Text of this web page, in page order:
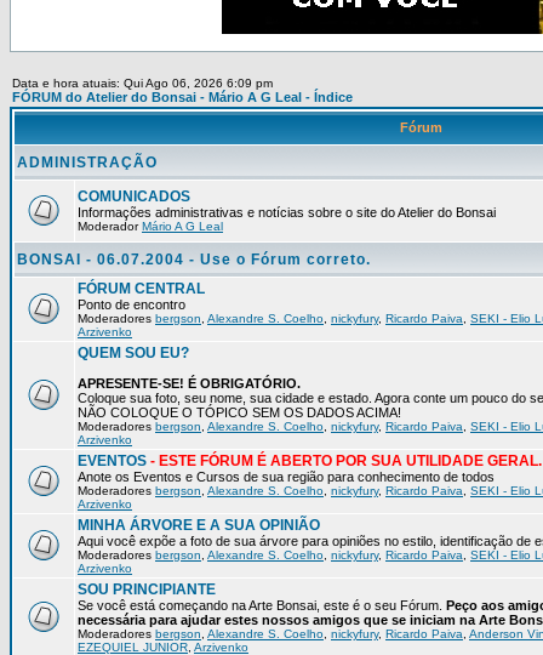
Data e hora atuais: Qui Ago 06, 2026 6:09 pm
FÓRUM do Atelier do Bonsai - Mário A G Leal - Índice
Fórum
ADMINISTRAÇÃO
COMUNICADOS
Informações administrativas e notícias sobre o site do Atelier do Bonsai
ModeradorMário A G Leal
BONSAI - 06.07.2004 - Use o Fórum correto.
FÓRUM CENTRAL
Ponto de encontro
Moderadores bergson Alexandre S. Coelho nickyfury, Ricardo Paiva
SEKI - Elio
Arzivenko
QUEM SOU EU?
APRESENTE-SE! É OBRIGATÓRIO.
Coloque sua foto, seu nome, sua cidade e estado. Agora conte um pouco do
NÃO COLOQUE O TÓPICO SEM OS DADOS ACIMA!
Moderadores bergson Alexandre S. Coelho nickyfury, Ricardo Paiva
SEKI - Elio
Arzivenko
EVENTOS - ESTE FÓRUM É ABERTO POR SUA UTILIDADE GERAL.
Anote os Eventos e Cursos de sua região para conhecimento de todos
Moderadores bergson Alexandre S. Coelho nickyfury, Ricardo Paiva
SEKI - Elio
Arzivenko
MINHA ÁRVORE E A SUA OPINIÃO
Aqui você expõe a foto de sua árvore para opiniões no estilo, identificação de
Moderadores bergson Alexandre S. Coelho nickyfury, Ricardo Paiva
SEKI - Elio
Arzivenko
SOU PRINCIPIANTE
Se você está começando na Arte Bonsai, este é o seu Fórum. Peço aos
necessária para ajudar estes nossos amigos que se iniciam na Arte
Moderadores bergson Alexandre S. Coelho nickyfury, Ricardo Paiva Anderson
EZEQUIEL JUNIOR Arzivenko